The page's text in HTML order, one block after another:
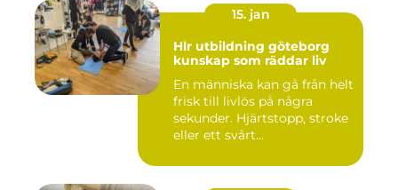
15. jan
Hlr utbildning göteborg
kunskap som räddar liv
En människa kan gå från helt
frisk till livlös på några
sekunder. Hjärtstopp, stroke
eller ett svårt...